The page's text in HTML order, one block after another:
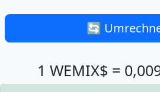
🔄
1 WEMIX$ =